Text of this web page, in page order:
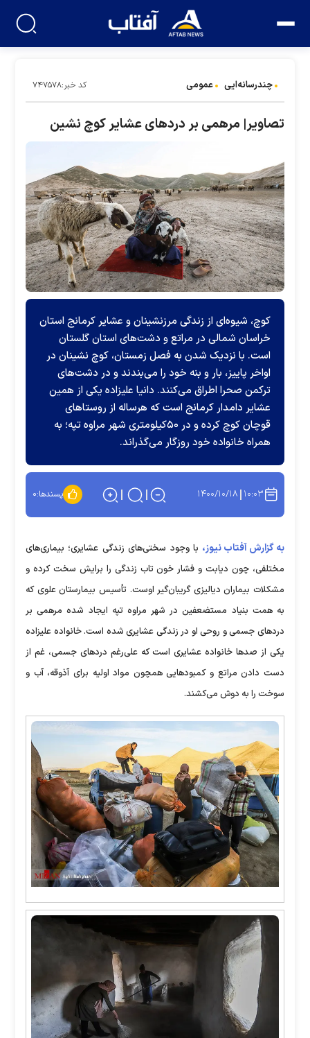
چندرسانه‌ایی عمومی کد خبر:۷۴۷۵۷۸
تصاویر| مرهمی بر درد‌های عشایر کوچ نشین
کوچ، شیوه‌ای از زندگی مرزنشینان و عشایر کرمانج استان
خراسان شمالی در مراتع و دشت‌های استان گلستان
است. با نزدیک شدن به فصل زمستان، کوچ نشینان در
اواخر پاییز، بار و بنه خود را می‌بندند و در دشت‌های
ترکمن صحرا اطراق می‌کنند. دانیا علیزاده یکی از همین
عشایر دامدار کرمانج است که هرساله از روستا‌های
قوچان کوچ کرده و در ۵۰کیلومتری شهر مراوه تپه؛ به
همراه خانواده خود روزگار می‌گذراند.
۱۰:۰۳ ۱۴۰۰/۱۰/۱۸ پسندها:۰
به گزارش آفتاب نیوز، با وجود سختی‌های زندگی عشایری؛ بیماری‌های
مختلفی، چون دیابت و فشار خون تاب زندگی را برایش سخت کرده و
مشکلات بیماران دیالیزی گریبان‌گیر اوست. تأسیس بیمارستان علوی که
به همت بنیاد مستضعفین در شهر مراوه تپه ایجاد شده مرهمی بر
درد‌های جسمی و روحی او در زندگی عشایری شده است. خانواده علیزاده
یکی از صد‌ها خانواده عشایری است که علی‌رغم درد‌های جسمی، غم از
دست دادن مراتع و کمبود‌هایی همچون مواد اولیه برای آذوقه، آب و
سوخت را به دوش می‌کشند.